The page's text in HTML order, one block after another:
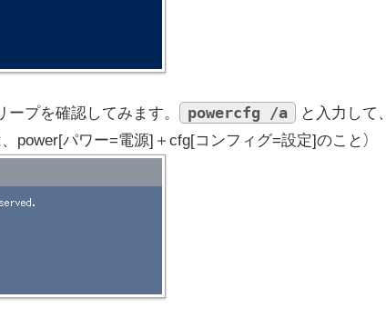
プを確認してみます。 powercfg /a と入力して、
、power[パワー=電源]＋cfg[コンフィグ=設定]のこと）